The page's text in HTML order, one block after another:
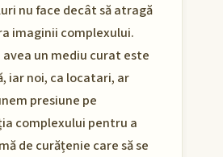
nu face decât să atragă
imaginii complexului.
avea un mediu curat este
iar noi, ca locatari, ar
presiune pe
complexului pentru a
de curățenie care să se